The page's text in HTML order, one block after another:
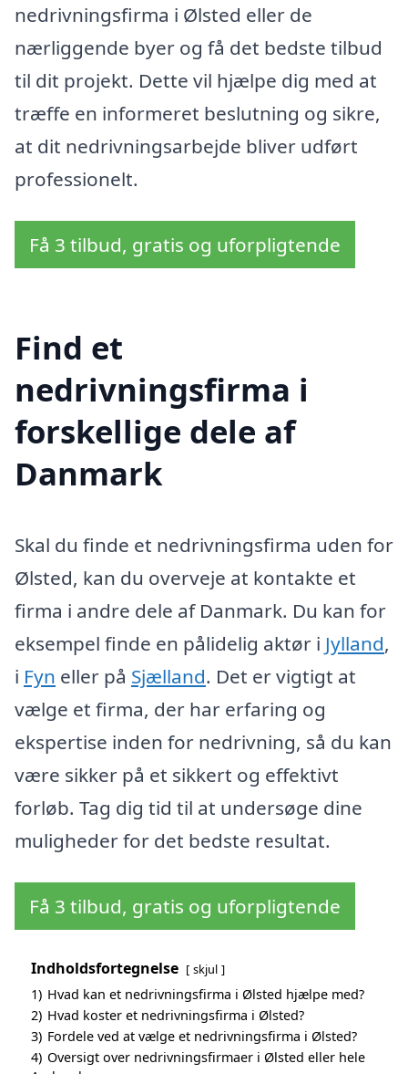
nedrivningsfirma i Ølsted eller de
nærliggende byer og få det bedste tilbud
til dit projekt. Dette vil hjælpe dig med at
træffe en informeret beslutning og sikre,
at dit nedrivningsarbejde bliver udført
professionelt.
Få 3 tilbud, gratis og uforpligtende
Find et
nedrivningsfirma i
forskellige dele af
Danmark
Skal du finde et nedrivningsfirma uden for
Ølsted, kan du overveje at kontakte et
firma i andre dele af Danmark. Du kan for
eksempel finde en pålidelig aktør i Jylland,
i Fyn eller på Sjælland. Det er vigtigt at
vælge et firma, der har erfaring og
ekspertise inden for nedrivning, så du kan
være sikker på et sikkert og effektivt
forløb. Tag dig tid til at undersøge dine
muligheder for det bedste resultat.
Få 3 tilbud, gratis og uforpligtende
Indholdsfortegnelse skjul
1) Hvad kan et nedrivningsfirma i Ølsted hjælpe med?
2) Hvad koster et nedrivningsfirma i Ølsted?
3) Fordele ved at vælge et nedrivningsfirma i Ølsted?
4) Oversigt over nedrivningsfirmaer i Ølsted eller hele